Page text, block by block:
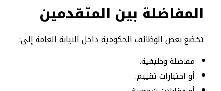
المفاضلة بين المتقدمين
تخضع بعض الوظائف الحكومية داخل النيابة العامة إلى:
مفاضلة وظيفية.
أو اختبارات تقييم.